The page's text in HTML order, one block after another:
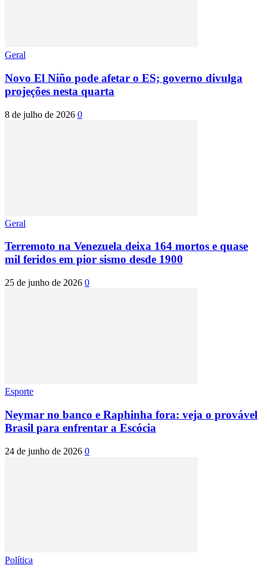
Geral
Novo El Niño pode afetar o ES; governo divulga
projeções nesta quarta
8 de julho de 2026 0
Geral
Terremoto na Venezuela deixa 164 mortos e quase
mil feridos em pior sismo desde 1900
25 de junho de 2026 0
Esporte
Neymar no banco e Raphinha fora: veja o provável
Brasil para enfrentar a Escócia
24 de junho de 2026 0
Política